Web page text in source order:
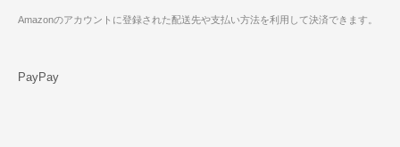
Amazonのアカウントに登録された配送先や支払い方法を利用して決済できます。
PayPay